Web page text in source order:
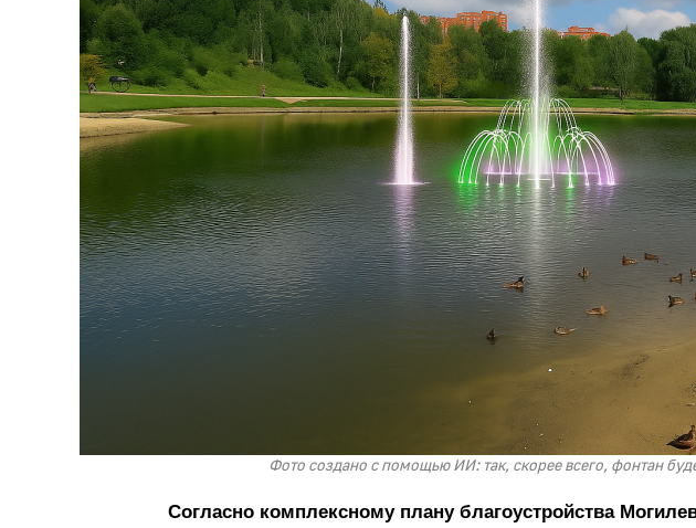
Фото создано с помощью ИИ: так, скорее всего, фонтан
Согласно комплексному плану благоустройства